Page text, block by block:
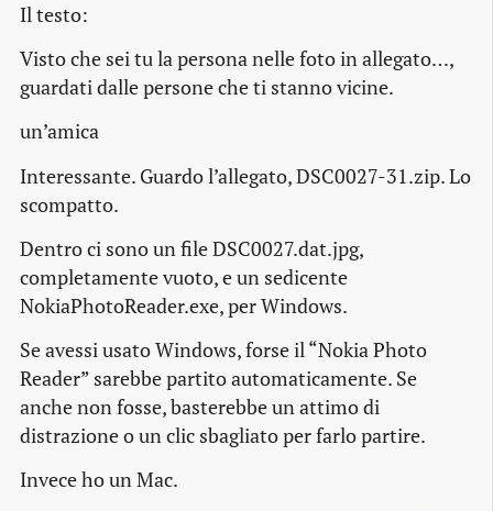
Il testo:
Visto che sei tu la persona nelle foto in allegato…,
guardati dalle persone che ti stanno vicine.
un’amica
Interessante. Guardo l’allegato, DSC0027-31.zip. Lo
scompatto.
Dentro ci sono un file DSC0027.dat.jpg,
completamente vuoto, e un sedicente
NokiaPhotoReader.exe, per Windows.
Se avessi usato Windows, forse il “Nokia Photo
Reader” sarebbe partito automaticamente. Se
anche non fosse, basterebbe un attimo di
distrazione o un clic sbagliato per farlo partire.
Invece ho un Mac.